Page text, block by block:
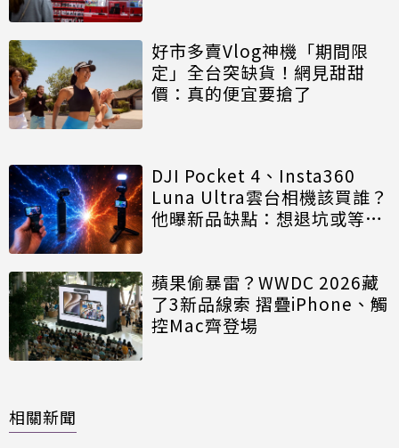
好市多賣Vlog神機「期間限
定」全台突缺貨！網見甜甜
價：真的便宜要搶了
DJI Pocket 4、Insta360
Luna Ultra雲台相機該買誰？
他曝新品缺點：想退坑或等更
蘋果偷暴雷？WWDC 2026藏
了3新品線索 摺疊iPhone、觸
控Mac齊登場
相關新聞